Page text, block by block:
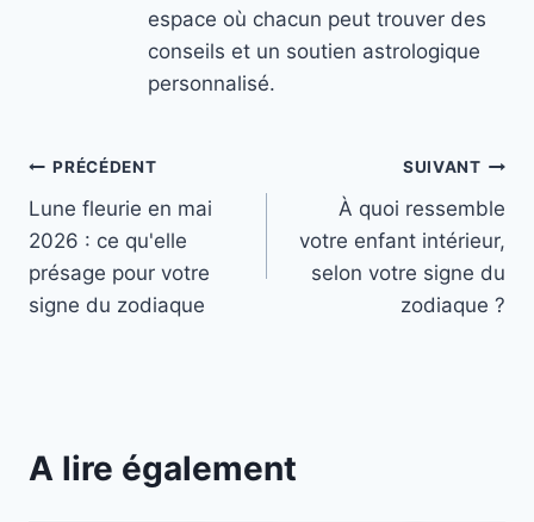
espace où chacun peut trouver des
conseils et un soutien astrologique
personnalisé.
Navigation
de
l’article
PRÉCÉDENT
Lune fleurie en mai
2026 : ce qu'elle
présage pour votre
signe du zodiaque
SUIVANT
À quoi ressemble
votre enfant intérieur,
selon votre signe du
zodiaque ?
A lire également